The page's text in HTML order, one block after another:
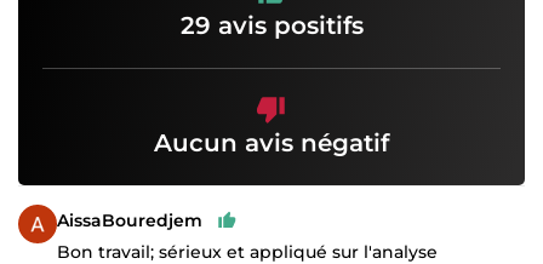
29 avis positifs
Aucun avis négatif
AissaBouredjem
Bon travail; sérieux et appliqué sur l'analyse